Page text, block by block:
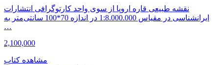
نقشه طبیعی قاره اروپا از سوی واحد کارتوگرافی انتشارات
ایرانشناسی در مقیاس 1:8.000.000 در اندازه 70*100 سانتی‌متر به
…
2,100,000
مشاهده کتاب